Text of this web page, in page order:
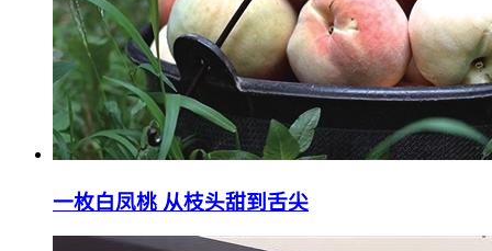
一枚白凤桃 从枝头甜到舌尖